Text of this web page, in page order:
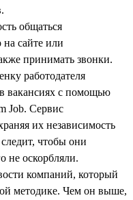
общаться
сайте или
принимать звонки.
работодателя
вакансиях с помощью
Job. Сервис
их независимость
чтобы они
не оскорбляли.
компаний, который
методике. Чем он выше,